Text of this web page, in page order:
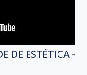
DE ESTÉTICA -